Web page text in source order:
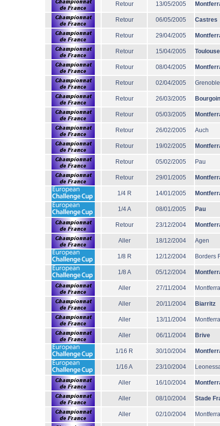
Retour 13/05/2005
Retour 06/05/2005 Castres
Retour 29/04/2005
Retour 15/04/2005 Toulouse
Retour 08/04/2005
Retour 02/04/2005 Grenoble
Retour 26/03/2005 Bourgoin
Retour 05/03/2005
Retour 26/02/2005 Auch
Retour 19/02/2005
Retour 05/02/2005 Pau
Retour 29/01/2005
1/4 R 14/01/2005
1/4 A 08/01/2005 Pau
Retour 23/12/2004
Aller 18/12/2004 Agen
1/8 R 12/12/2004 Borders
1/8 A 05/12/2004
Aller 27/11/2004
Aller 20/11/2004 Biarritz
Aller 13/11/2004
Aller 06/11/2004 Brive
1/16 R 30/10/2004
1/16 A 23/10/2004
Aller 16/10/2004
Aller 08/10/2004 Stade
Aller 02/10/2004